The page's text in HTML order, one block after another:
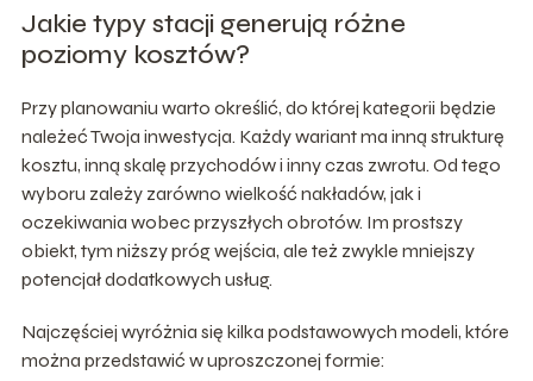
Jakie typy stacji generują różne
poziomy kosztów?
Przy planowaniu warto określić, do której kategorii będzie
należeć Twoja inwestycja. Każdy wariant ma inną strukturę
kosztu, inną skalę przychodów i inny czas zwrotu. Od tego
wyboru zależy zarówno wielkość nakładów, jak i
oczekiwania wobec przyszłych obrotów. Im prostszy
obiekt, tym niższy próg wejścia, ale też zwykle mniejszy
potencjał dodatkowych usług.
Najczęściej wyróżnia się kilka podstawowych modeli, które
można przedstawić w uproszczonej formie: